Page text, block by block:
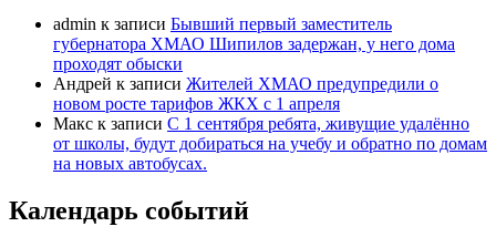
admin к записи Бывший первый заместитель
губернатора ХМАО Шипилов задержан, у него дома
проходят обыски
Андрей к записи Жителей ХМАО предупредили о
новом росте тарифов ЖКХ с 1 апреля
Макс к записи С 1 сентября ребята, живущие удалённо
от школы, будут добираться на учебу и обратно по домам
на новых автобусах.
Календарь событий